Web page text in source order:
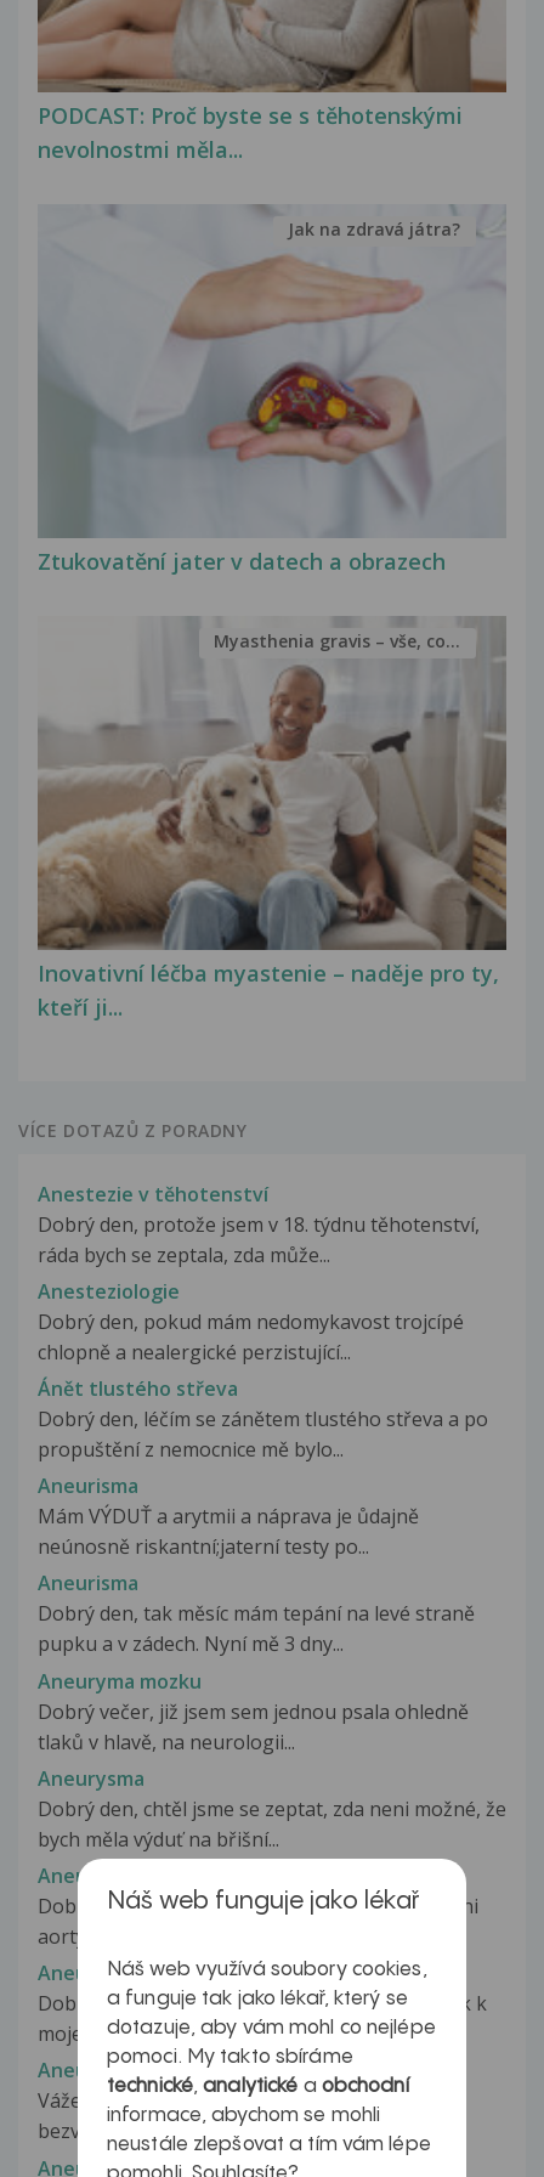
PODCAST: Proč byste se s těhotenskými
nevolnostmi měla...
Ztukovatění jater v datech a obrazech
Jak na zdravá játra?
Inovativní léčba myastenie – naděje pro ty,
kteří ji...
Myasthenia gravis – vše, co...
VÍCE DOTAZŮ Z PORADNY
Anestezie v těhotenství
Dobrý den, protože jsem v 18. týdnu těhotenství,
ráda bych se zeptala, zda může...
Anesteziologie
Dobrý den, pokud mám nedomykavost trojcípé
chlopně a nealergické perzistující...
Ánět tlustého střeva
Dobrý den, léčím se zánětem tlustého střeva a po
propuštění z nemocnice mě bylo...
Aneurisma
Mám VÝDUŤ a arytmii a náprava je ůdajně
neúnosně riskantní;jaterní testy po...
Aneurisma
Dobrý den, tak měsíc mám tepání na levé straně
pupku a v zádech. Nyní mě 3 dny...
Aneuryma mozku
Dobrý večer, již jsem sem jednou psala ohledně
tlaků v hlavě, na neurologii...
Aneurysma
Dobrý den, chtěl jsme se zeptat, zda neni možné, že
bych měla výduť na břišní...
Aneurysma
Dobry den, mel bych dotaz k aneurysmatu brisni
aorty. Je mi 34 let, vazim 98kg,...
Aneurysma
Dobry den check by som sa este spytat dodatok k
mojej otazke.na internete som...
Aneurysma
Vážená paní doktorko, manžel v roce 2005 pro
bezvědomí hospitalizován na...
Aneurysma
Náš web funguje jako lékař
Náš web využívá soubory cookies,
a funguje tak jako lékař, který se
dotazuje, aby vám mohl co nejlépe
pomoci. My takto sbíráme
technické,analytické a obchodní
informace, abychom se mohli
neustále zlepšovat a tím vám lépe